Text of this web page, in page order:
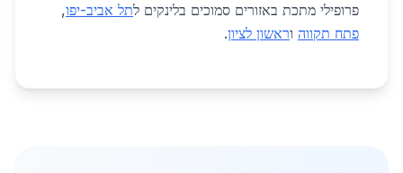
פרופילי מתכת באזורים סמוכים בלינקים לתל אביב-יפו,
פתח תקווה וראשון לציון.